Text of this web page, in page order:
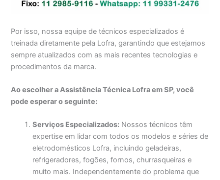
Por isso, nossa equipe de técnicos especializados é
treinada diretamente pela Lofra, garantindo que estejamos
sempre atualizados com as mais recentes tecnologias e
procedimentos da marca.
Ao escolher a Assistência Técnica Lofra em SP, você
pode esperar o seguinte:
Serviços Especializados: Nossos técnicos têm
expertise em lidar com todos os modelos e séries de
eletrodomésticos Lofra, incluindo geladeiras,
refrigeradores, fogões, fornos, churrasqueiras e
muito mais. Independentemente do problema que